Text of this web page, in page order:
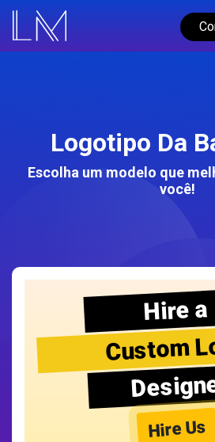
Logotipo Da
Escolha um modelo que
você!
Hire a
Custom
Hire Us